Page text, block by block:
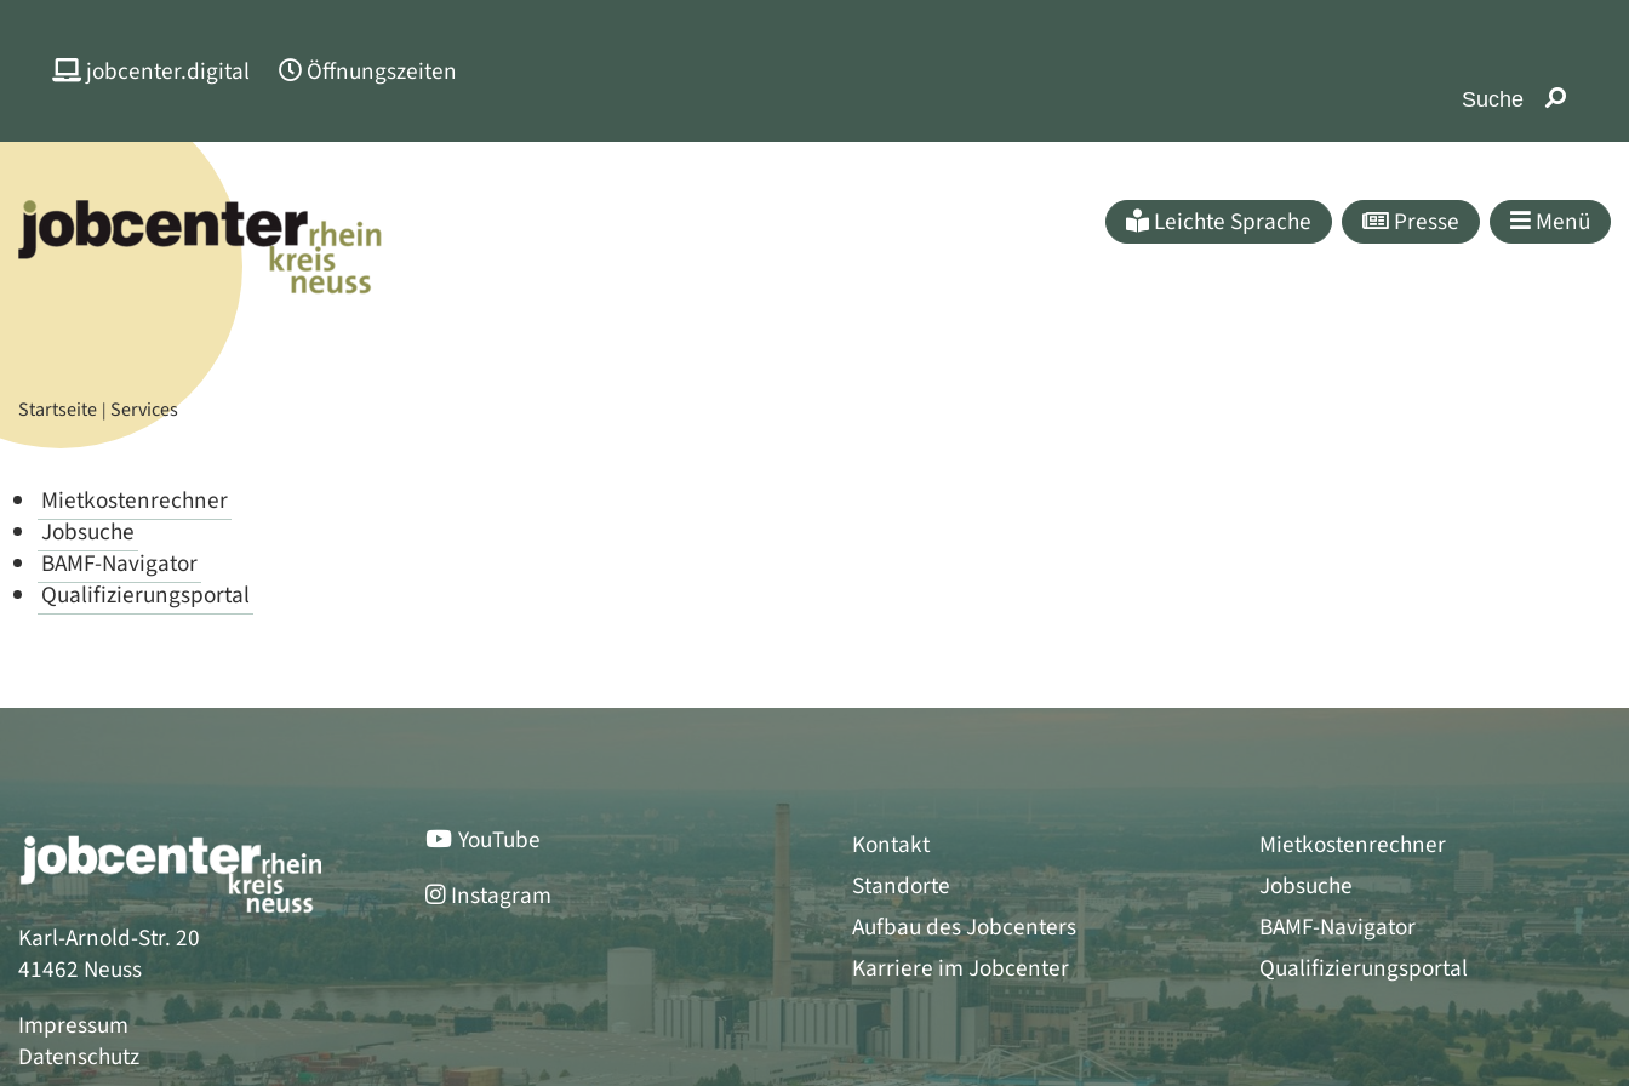
jobcenter.digital Öffnungszeiten
Leichte Sprache Presse Menü
Startseite Services
Mietkostenrechner
Jobsuche
BAMF-Navigator
Qualifizierungsportal
Karl-Arnold-Str. 20
41462 Neuss
Impressum
Datenschutz
YouTube
Instagram
Kontakt
Standorte
Aufbau des Jobcenters
Karriere im Jobcenter
Mietkostenrechner
Jobsuche
BAMF-Navigator
Qualifizierungsportal